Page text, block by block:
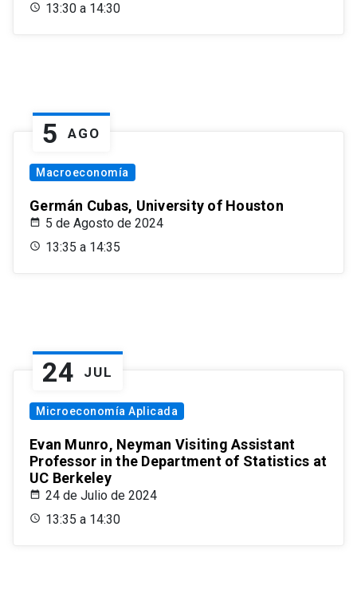
13:30 a 14:30
5 AGO
Macroeconomía
Germán Cubas, University of Houston
5 de Agosto de 2024
13:35 a 14:35
24 JUL
Microeconomía Aplicada
Evan Munro, Neyman Visiting Assistant
Professor in the Department of Statistics at
UC Berkeley
24 de Julio de 2024
13:35 a 14:30